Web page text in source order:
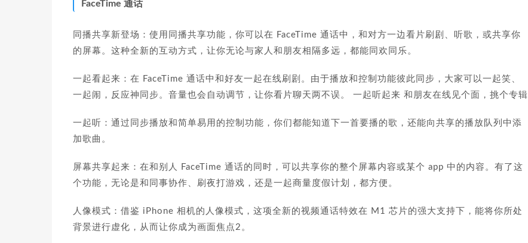
FaceTime 通话
同播共享新登场：使用同播共享功能，你可以在 FaceTime 通话中，和对方一边看片刷剧、听歌，或共享你
的屏幕。这种全新的互动方式，让你无论与家人和朋友相隔多远，都能同欢同乐。
一起看起来：在 FaceTime 通话中和好友一起在线刷剧。由于播放和控制功能彼此同步，大家可以一起笑、
一起闹，反应神同步。音量也会自动调节，让你看片聊天两不误。 一起听起来 和朋友在线见个面，挑个专辑
一起听：通过同步播放和简单易用的控制功能，你们都能知道下一首要播的歌，还能向共享的播放队列中添
加歌曲。
屏幕共享起来：在和别人 FaceTime 通话的同时，可以共享你的整个屏幕内容或某个 app 中的内容。有了这
个功能，无论是和同事协作、刷夜打游戏，还是一起商量度假计划，都方便。
人像模式：借鉴 iPhone 相机的人像模式，这项全新的视频通话特效在 M1 芯片的强大支持下，能将你所处
背景进行虚化，从而让你成为画面焦点2。